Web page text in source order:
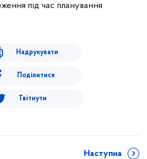
під час планування
Надрукувати
Поділитися
Твітнути
Наступна